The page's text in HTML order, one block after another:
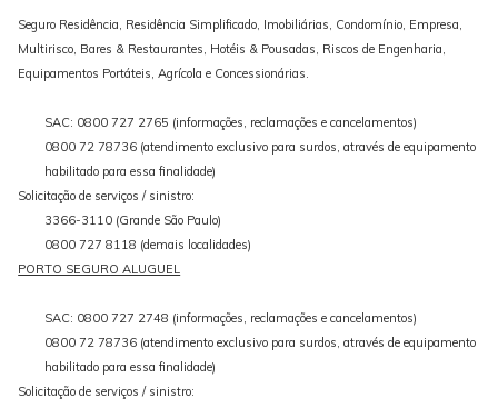
Seguro Residência, Residência Simplificado, Imobiliárias, Condomínio, Empresa,
Multirisco, Bares & Restaurantes, Hotéis & Pousadas, Riscos de Engenharia,
Equipamentos Portáteis, Agrícola e Concessionárias.
SAC: 0800 727 2765 (informações, reclamações e cancelamentos)
0800 72 78736 (atendimento exclusivo para surdos, através de equipamento
habilitado para essa finalidade)
Solicitação de serviços / sinistro:
3366-3110 (Grande São Paulo)
0800 727 8118 (demais localidades)
PORTO SEGURO ALUGUEL
SAC: 0800 727 2748 (informações, reclamações e cancelamentos)
0800 72 78736 (atendimento exclusivo para surdos, através de equipamento
habilitado para essa finalidade)
Solicitação de serviços / sinistro: